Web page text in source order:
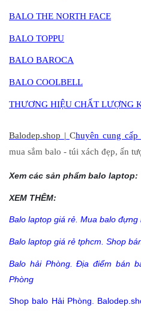
BALO THE NORTH FACE
BALO TOPPU
BALO BAROCA
BALO COOLBELL
THƯƠNG HIỆU CHẤT LƯỢNG
Balodep.shop | Chuyên cung cấp
mua sắm balo - túi xách đẹp, ấn
Xem các sản phẩm balo laptop:
XEM THÊM:
Balo laptop giá rẻ. Mua balo
Balo laptop giá rẻ tphcm. Shop
Balo hải Phòng. Địa điểm bán
Phòng
Shop balo Hải Phòng.